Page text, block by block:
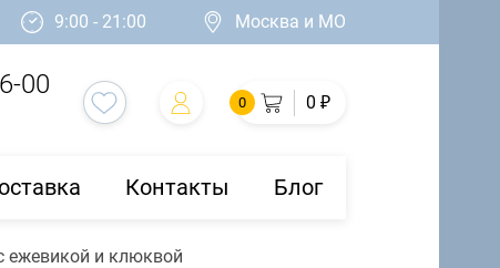
9:00 - 21:00 Москва и МО
00
0 0 ₽
Контакты Блог
ежевикой и клюквой